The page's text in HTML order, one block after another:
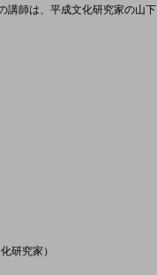
講師は、平成文化研究家の山下
研究家）